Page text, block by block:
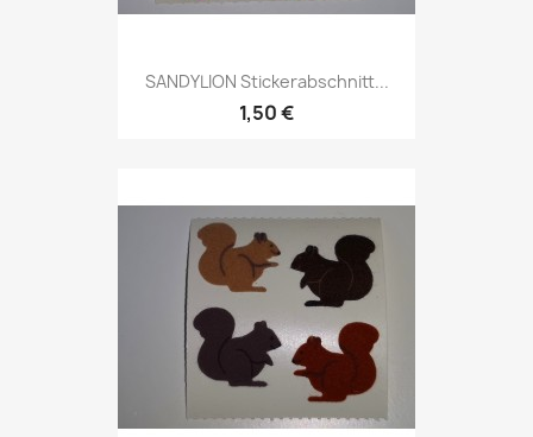
SANDYLION Stickerabschnitt...
1,50 €